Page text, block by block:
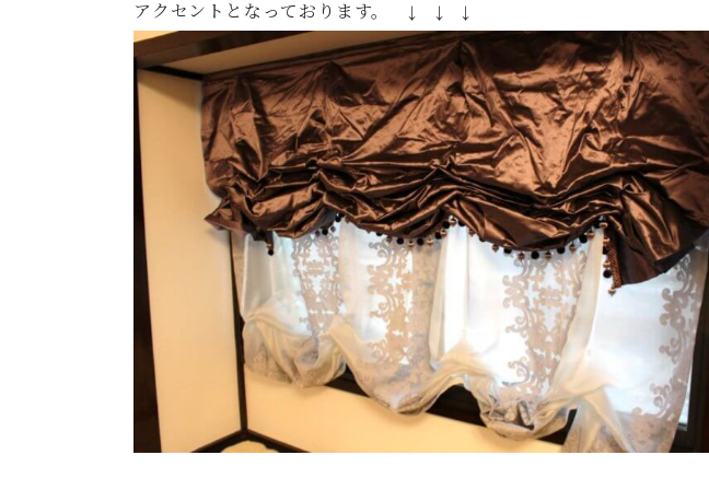
アクセントとなっております。 ↓ ↓ ↓